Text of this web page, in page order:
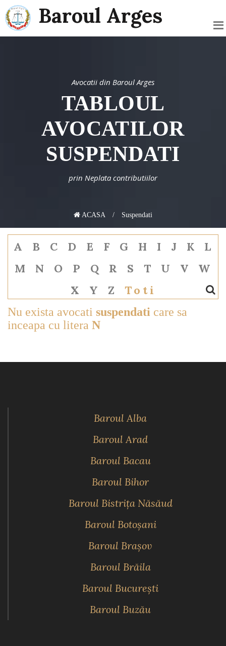
Baroul Arges
Avocatii din Baroul Arges
TABLOUL
AVOCATILOR
SUSPENDATI
prin Neplata contributiilor
ACASA Suspendati
A B C D E F G H I J K
L
M
N O P Q R S T U V
W
X
Y Z Toti
Nu exista avocati suspendati care sa
inceapa cu litera N
Baroul Alba
Baroul Arad
Baroul Bacau
Baroul Bihor
Baroul Bistriţa Năsăud
Baroul Botoşani
Baroul Braşov
Baroul Brăila
Baroul Bucureşti
Baroul Buzău